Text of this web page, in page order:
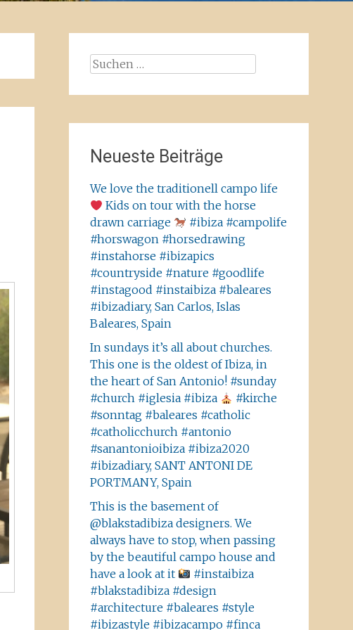
Suchen
Neueste Beiträge
We love the traditionell campo life
Kids on tour with the horse
drawn carriage
#ibiza #campolife
#horswagon #horsedrawing
#instahorse #ibizapics
#countryside #nature #goodlife
#instagood #instaibiza #baleares
#ibizadiary, San Carlos, Islas
Baleares, Spain
In sundays it’s all about churches.
This one is the oldest of Ibiza, in
the heart of San Antonio! #sunday
#church #iglesia #ibiza
#kirche
#sonntag #baleares #catholic
#catholicchurch #antonio
#sanantonioibiza #ibiza2020
#ibizadiary, SANT ANTONI DE
PORTMANY, Spain
This is the basement of
@blakstadibiza designers. We
always have to stop, when passing
by the beautiful campo house and
have a look at it
#instaibiza
#blakstadibiza #design
#architecture #baleares #style
#ibizastyle #ibizacampo #finca